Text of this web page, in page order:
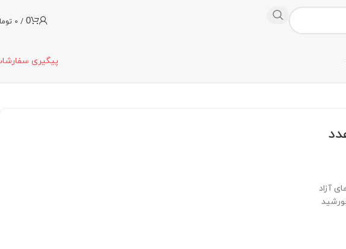
0
/
0
پیگیری
آزاد